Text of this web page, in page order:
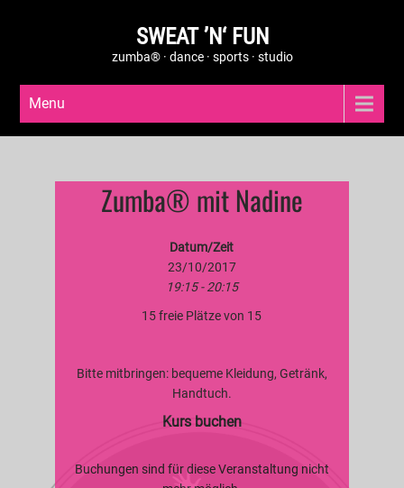
SWEAT ’N‘ FUN
zumba® · dance · sports · studio
Menu
Zumba® mit Nadine
Datum/Zeit
23/10/2017
19:15 - 20:15
15 freie Plätze von 15
Bitte mitbringen: bequeme Kleidung, Getränk,
Handtuch.
Kurs buchen
Buchungen sind für diese Veranstaltung nicht